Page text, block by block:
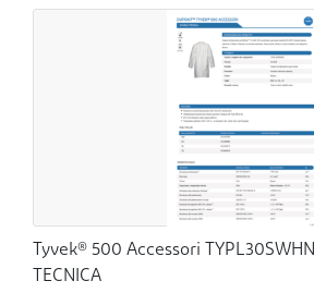
Tyvek® 500 Accessori
TECNICA